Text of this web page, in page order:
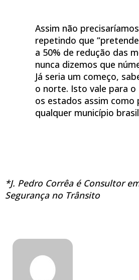
Assim não
repetindo que
a 50% de redução das
nunca dizemos que
Já seria um começo,
o norte. Isto vale para o
os estados assim como
qualquer município
*J. Pedro Corrêa é Consultor
Segurança no Trânsito